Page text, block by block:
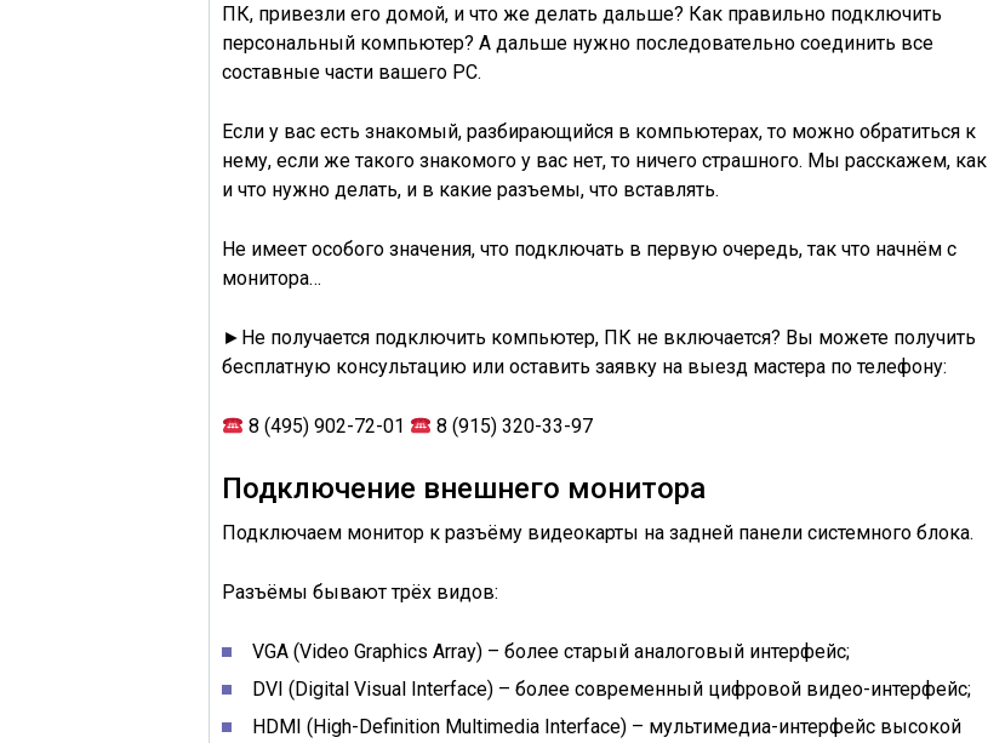
ПК, привезли его домой, и что же делать дальше? Как правильно подключить
персональный компьютер? А дальше нужно последовательно соединить все
составные части вашего PC.
Если у вас есть знакомый, разбирающийся в компьютерах, то можно обратиться к
нему, если же такого знакомого у вас нет, то ничего страшного. Мы расскажем, как
и что нужно делать, и в какие разъемы, что вставлять.
Не имеет особого значения, что подключать в первую очередь, так что начнём с
монитора…
► Не получается подключить компьютер, ПК не включается? Вы можете получить
бесплатную консультацию или оставить заявку на выезд мастера по телефону:
8 (495) 902-72-01 8 (915) 320-33-97
Подключение внешнего монитора
Подключаем монитор к разъёму видеокарты на задней панели системного блока.
Разъёмы бывают трёх видов:
VGA (Video Graphics Array) – более старый аналоговый интерфейс;
DVI (Digital Visual Interface) – более современный цифровой видео-интерфейс;
HDMI (High-Definition Multimedia Interface) – мультимедиа-интерфейс высокой